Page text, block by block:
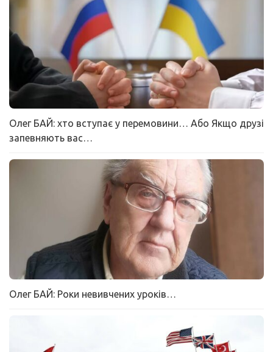
Олег БАЙ: хто вступає у перемовини… Або Якщо друзі
запевняють вас…
Олег БАЙ: Роки невивчених уроків…